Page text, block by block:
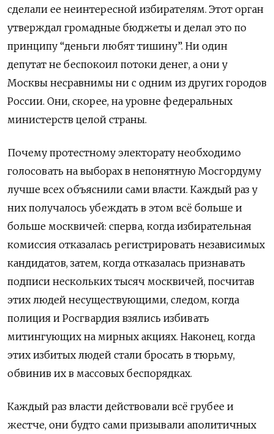
cделали ее неинтересной избирателям. Этот орган
утверждал громадные бюджеты и делал это по
принципу “деньги любят тишину”. Ни один
депутат не беспокоил потоки денег, а они у
Москвы несравнимы ни с одним из других городов
России. Они, скорее, на уровне федеральных
министерств целой страны.
Почему протестному электорату необходимо
голосовать на выборах в непонятную Мосгордуму
лучше всех объяснили сами власти. Каждый раз у
них получалось убеждать в этом всё больше и
больше москвичей: сперва, когда избирательная
комиссия отказалась регистрировать независимых
кандидатов, затем, когда отказалась признавать
подписи нескольких тысяч москвичей, посчитав
этих людей несуществующими, следом, когда
полиция и Росгвардия взялись избивать
митингующих на мирных акциях. Наконец, когда
этих избитых людей стали бросать в тюрьму,
обвинив их в массовых беспорядках.
Каждый раз власти действовали всё грубее и
жестче, они будто сами призывали аполитичных